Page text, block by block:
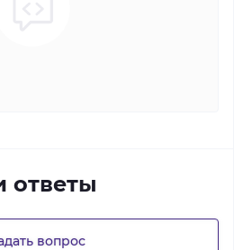
ответы
вопрос